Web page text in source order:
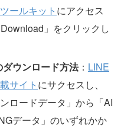
ールキット にアクセス
」をクリックし
ウンロード方法： LINE
サイト にサクセスし、
ロードデータ」から「AI
データ」のいずれかか